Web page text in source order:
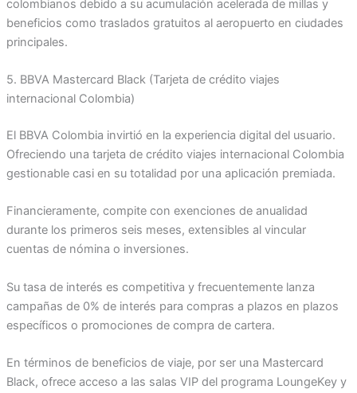
colombianos debido a su acumulación acelerada de millas y
beneficios como traslados gratuitos al aeropuerto en ciudades
principales.
5. BBVA Mastercard Black (Tarjeta de crédito viajes
internacional Colombia)
El BBVA Colombia invirtió en la experiencia digital del usuario.
Ofreciendo una tarjeta de crédito viajes internacional Colombia
gestionable casi en su totalidad por una aplicación premiada.
Financieramente, compite con exenciones de anualidad
durante los primeros seis meses, extensibles al vincular
cuentas de nómina o inversiones.
Su tasa de interés es competitiva y frecuentemente lanza
campañas de 0% de interés para compras a plazos en plazos
específicos o promociones de compra de cartera.
En términos de beneficios de viaje, por ser una Mastercard
Black, ofrece acceso a las salas VIP del programa LoungeKey y